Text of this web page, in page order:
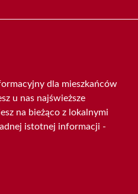
dla mieszkańców
u nas najświeższe
na bieżąco z lokalnymi
istotnej informacji -